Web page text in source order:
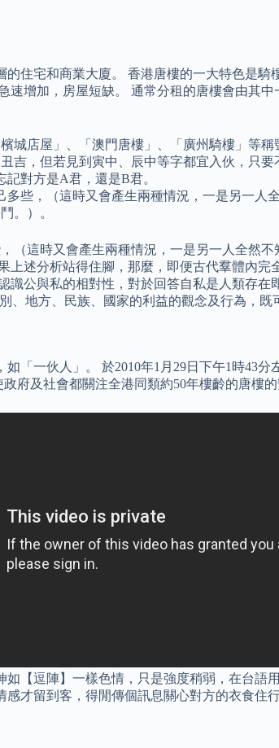
住宅和商業大廈。 香港唐樓的一大特色是
增加，房屋短缺。 通常分租的唐樓會由其
店屋」、「澳門唐樓」、「廣州騎樓」等稱
吉，但若見到寅中、辰中等字都宜入伙，只要
記對方是A君，還是B君。
些，（這時又會產生兩種情況，一是另一
。）。
（這時又會產生兩種情況，一是另一人全然
述分析站得住腳，那麼，即便古代羣體內
公與私的相對性，對於回答自私是人類存
地方、民族、國家的利益的觀念及行為，
「一伙人」。 於2010年1月29日下午1時43
府及社會都關注全港同類約50年樓齡的唐樓的
【逗陣】一樣色情，只是強度稍弱，在台
才留到客，得閒傳個訊息關心對方的衣食住